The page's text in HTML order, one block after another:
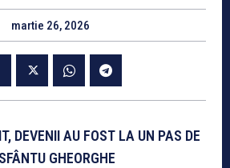
martie 26, 2026
DEVENII AU FOST LA UN PAS DE
GHEORGHE